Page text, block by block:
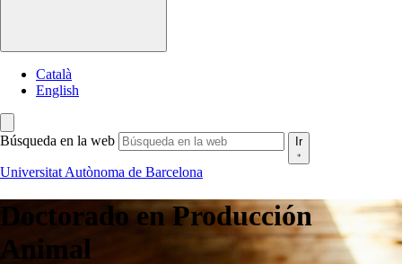
Català
English
Búsqueda en la web Ir
Universitat Autònoma de Barcelona
Doctorado enProducción
Animal